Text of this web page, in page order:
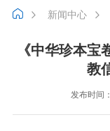
新闻中心
《中华珍本
教
发布时间